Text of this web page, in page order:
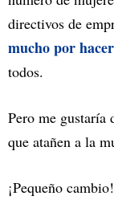
directivos de
mucho por hacer
todos.
Pero me gustaría
que atañen a la
¡Pequeño